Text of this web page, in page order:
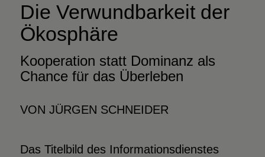
Die Verwundbarkeit der
Ökosphäre
Kooperation statt Dominanz als
Chance für das Überleben
VON JÜRGEN SCHNEIDER
Das Titelbild des Informationsdienstes